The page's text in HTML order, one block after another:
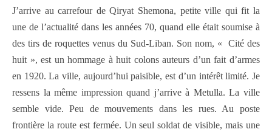
J’arrive au carrefour de Qiryat Shemona, petite ville qui fit la
une de l’actualité dans les années 70, quand elle était soumise à
des tirs de roquettes venus du Sud-Liban. Son nom, « Cité des
huit », est un hommage à huit colons auteurs d’un fait d’armes
en 1920. La ville, aujourd’hui paisible, est d’un intérêt limité. Je
ressens la même impression quand j’arrive à Metulla. La ville
semble vide. Peu de mouvements dans les rues. Au poste
frontière la route est fermée. Un seul soldat de visible, mais une